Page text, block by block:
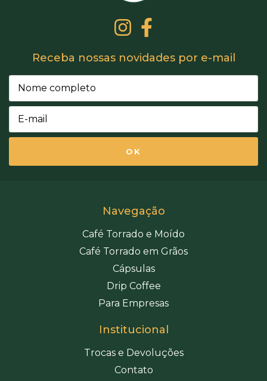
Receba nossas novidades por e-mail
Navegação
Café Torrado e Moído
Café Torrado em Grãos
Cápsulas
Drip Coffee
Para Empresas
Institucional
Trocas e Devoluções
Contato